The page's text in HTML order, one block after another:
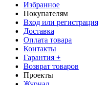
Избранное
Покупателям
Вход или регистрация
Доставка
Оплата товара
Контакты
Гарантия +
Возврат товаров
Проекты